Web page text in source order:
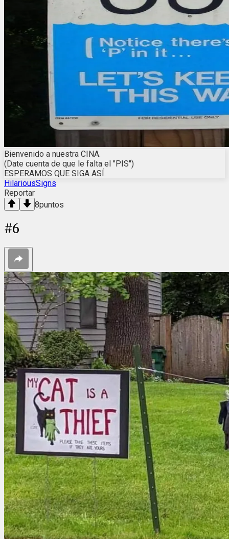
Bienvenido a nuestra CINA.
(Date cuenta de que le falta el "PIS")
ESPERAMOS QUE SIGA ASÍ.
HilariousSigns
Reportar
8puntos
#6